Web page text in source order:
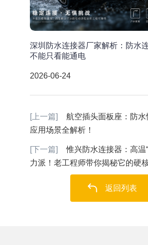
深圳防水连接器厂家解析：防水
不能只看能通电
2026-06-24
[上一篇]
航空插头面板座：防
应用场景全解析！
[下一篇]
惟兴防水连接器：高温
力派！老工程师带你揭秘它的硬
返回列表